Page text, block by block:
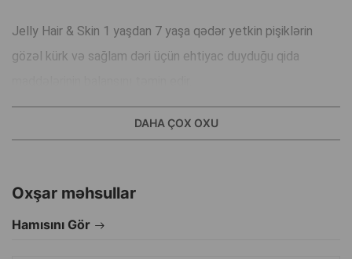
Jelly Hair & Skin 1 yaşdan 7 yaşa qədər yetkin pişiklərin
gözəl kürk və sağlam dəri üçün ehtiyac duyduğu qida
Tük gözəlliyini təmin edir;
verilən makronutrient profili (MNP);
100% tam və balanslaşdırılmış qidalanma.
DAHA ÇOX OXU
Oxşar məhsullar
Hamısını Gör